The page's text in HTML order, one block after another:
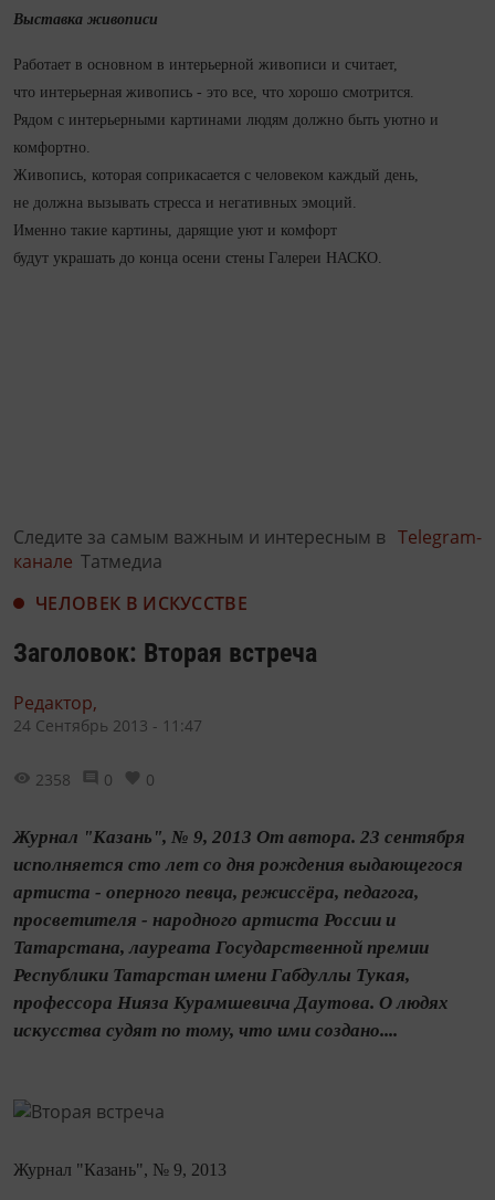
Выставка живописи
Работает в основном в интерьерной живописи и считает,
что интерьерная живопись - это все, что хорошо смотрится.
Рядом с интерьерными картинами людям должно быть уютно и
комфортно.
Живопись, которая соприкасается с человеком каждый день,
не должна вызывать стресса и негативных эмоций.
Именно такие картины, дарящие уют и комфорт
будут украшать до конца осени стены Галереи НАСКО.
Следите за самым важным и интересным в Telegram-
канале Татмедиа
ЧЕЛОВЕК В ИСКУССТВЕ
Заголовок: Вторая встреча
Редактор,
24 Сентябрь 2013 - 11:47
2358 0 0
Журнал "Казань", № 9, 2013 От автора. 23 сентября
исполняется сто лет со дня рождения выдающегося
артиста - оперного певца, режиссёра, педагога,
просветителя - народного артиста России и
Татарстана, лауреата Государственной премии
Республики Татарстан имени Габдуллы Тукая,
профессора Нияза Курамшевича Даутова. О людях
искусства судят по тому, что ими создано....
Журнал "Казань", № 9, 2013